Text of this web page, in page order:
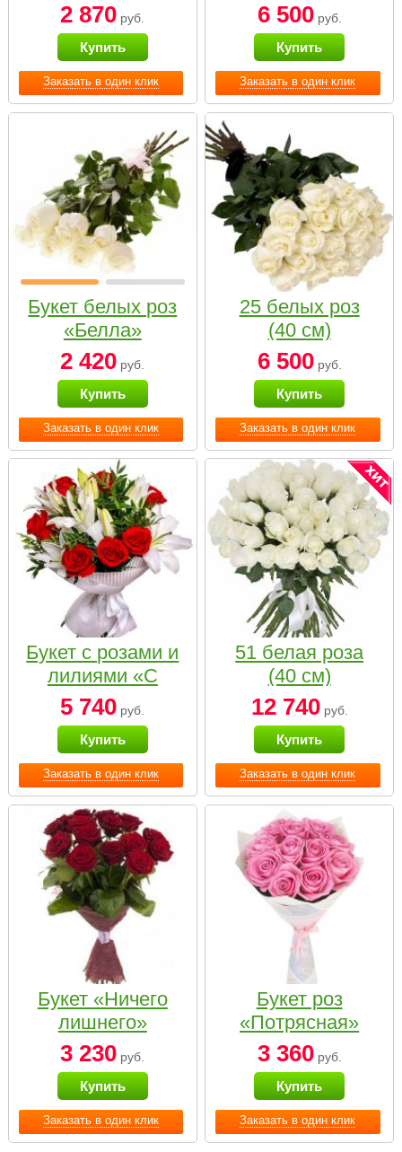
Заказать в один клик
2 870 руб.
Купить
Заказать в один клик
6 500руб.
Купить
Заказать в один клик
Букет белых роз
«Белла»
2 420 руб.
Купить
Заказать в один клик
25 белых роз
(40 см)
6 500руб.
Купить
Заказать в один клик
Букет с розами и
лилиями «С
наилучшими
пожеланиями»
5 740 руб.
Купить
Заказать в один клик
51 белая роза
(40 см)
12 740руб.
Купить
Заказать в один клик
Букет «Ничего
лишнего»
3 230 руб.
Купить
Заказать в один клик
Букет роз
«Потрясная»
3 360руб.
Купить